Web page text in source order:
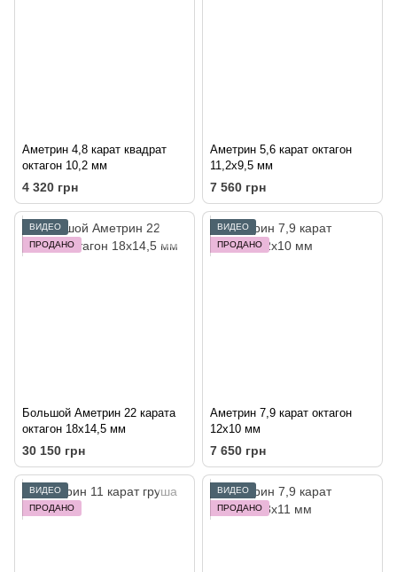
Аметрин 4,8 карат квадрат
октагон 10,2 мм
4 320 грн
Аметрин 5,6 карат октагон
11,2х9,5 мм
7 560 грн
ВИДЕО
ПРОДАНО
Большой Аметрин 22 карата
октагон 18х14,5 мм
30 150 грн
ВИДЕО
ПРОДАНО
Аметрин 7,9 карат октагон
12х10 мм
7 650 грн
ВИДЕО
ПРОДАНО
ВИДЕО
ПРОДАНО